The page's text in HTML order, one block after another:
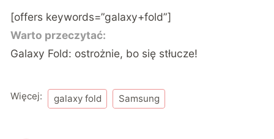
[offers keywords=”galaxy+fold”]
Warto przeczytać:
Galaxy Fold: ostrożnie, bo się stłucze!
Więcej: galaxy fold Samsung